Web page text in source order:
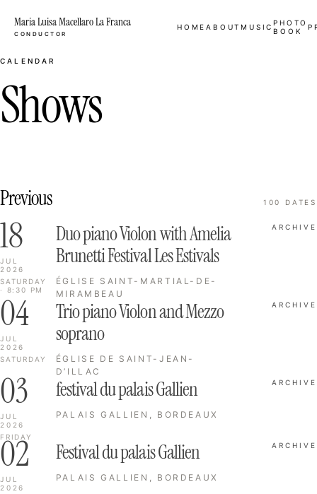
Maria Luisa Macellaro La Franca
CONDUCTOR
HOMEABOUTMUSICPHOTO
BOOK
CALENDAR
Shows
Previous 100 DATES
18
JUL
2026
SATURDAY
· 8:30 PM
Duo piano Violon with Amelia
Brunetti Festival Les Estivals
ÉGLISE SAINT-MARTIAL-DE-
MIRAMBEAU
ARCHIVE
04
JUL
2026
SATURDAY
Trio piano Violon and Mezzo
soprano
ÉGLISE DE SAINT-JEAN-
D’ILLAC
ARCHIVE
03
JUL
2026
FRIDAY
festival du palais Gallien
PALAIS GALLIEN, BORDEAUX
ARCHIVE
02
JUL
2026
Festival du palais Gallien
PALAIS GALLIEN, BORDEAUX
ARCHIVE